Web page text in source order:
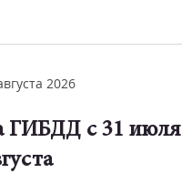
2026
ГИБДД с 31 июля